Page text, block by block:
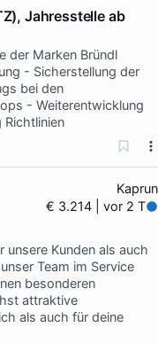
Jahresstelle ab
der Marken Bründl
- Sicherstellung der
bei den
- Weiterentwicklung
Richtlinien
Kaprun
€ 3.214 | vor 2 T
Kunden als auch
Team im Service
besonderen
attraktive
als auch für deine